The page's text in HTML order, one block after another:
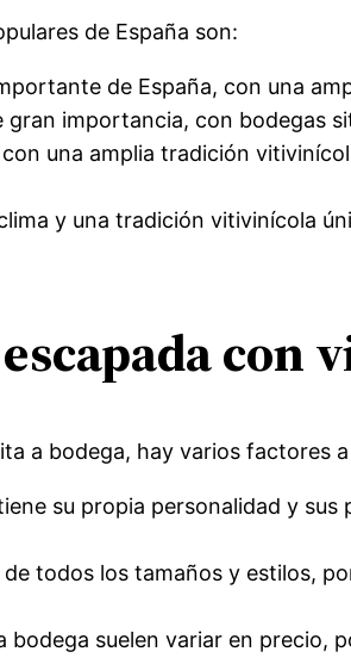
de España son:
de España, con una
importancia, con bodegas
una amplia tradición
y una tradición vitivinícola
con
a bodega, hay varios factores
su propia personalidad y
todos los tamaños y estilos,
bodega suelen variar en